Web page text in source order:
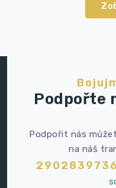
Podpořte
Podpořit nás
na náš